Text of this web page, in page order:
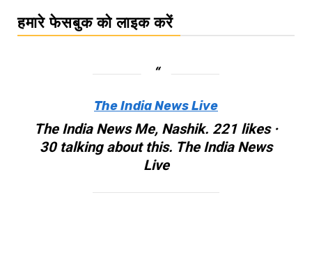
हमारे फेसबुक को लाइक करें
The India News Live
The India News Me, Nashik. 221 likes ·
30 talking about this. The India News
Live